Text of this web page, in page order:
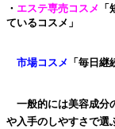
・ エステ専売コスメ
ているコスメ」
市場コスメ 「毎日
一般的には美容成分
や入手のしやすさで選